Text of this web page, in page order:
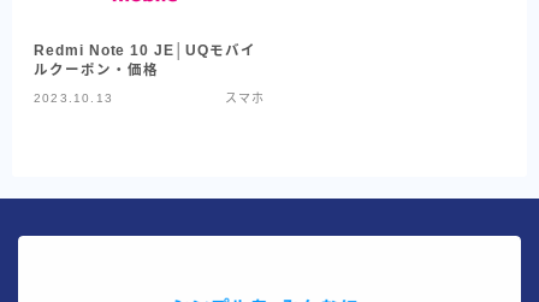
Redmi Note 10 JE│UQモバイ
ルクーポン・価格
2023.10.13 スマホ